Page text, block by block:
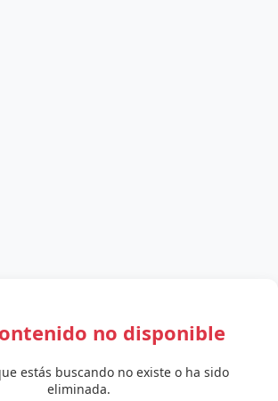
no disponible
estás buscando no existe o ha sido
eliminada.